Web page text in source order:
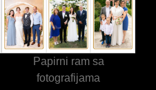
Papirni ram sa
fotografijama